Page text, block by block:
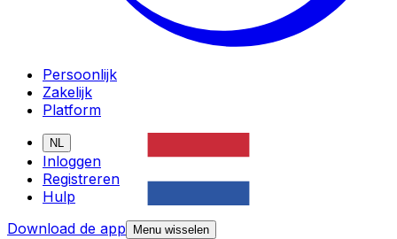
Persoonlijk
Zakelijk
Platform
NL
Inloggen
Registreren
Hulp
Download de app
Menu wisselen